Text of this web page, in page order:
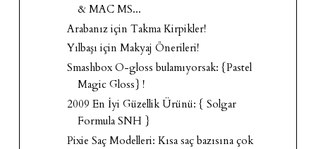
& MAC MS...
Arabanız için Takma Kirpikler!
Yılbaşı için Makyaj Önerileri!
Smashbox O-gloss bulamıyorsak: {Pastel
Magic Gloss} !
2009 En İyi Güzellik Ürünü: { Solgar
Formula SNH }
Pixie Saç Modelleri: Kısa saç bazısına çok